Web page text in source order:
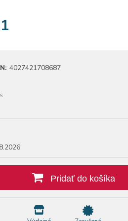
4027421708687
Pridať do košíka